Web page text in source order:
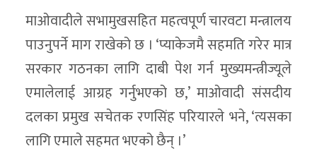
माओवादीले सभामुखसहित महत्वपूर्ण चारवटा मन्त्रालय
पाउनुपर्ने माग राखेको छ । ‘प्याकेजमै सहमति गरेर मात्र
सरकार गठनका लागि दाबी पेश गर्न मुख्यमन्त्रीज्यूले
एमालेलाई आग्रह गर्नुभएको छ,’ माओवादी संसदीय
दलका प्रमुख सचेतक रणसिंह परियारले भने, ‘त्यसका
लागि एमाले सहमत भएको छैन् ।’